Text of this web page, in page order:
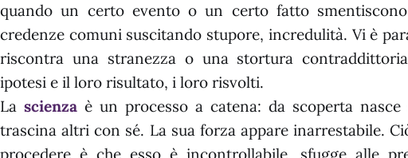
quando un certo evento o un certo fatto
credenze comuni suscitando stupore, incredulità. Vi è
riscontra una stranezza o una stortura
ipotesi e il loro risultato, i loro risvolti.
La scienza è un processo a catena: da scoperta
trascina altri con sé. La sua forza appare inarrestabile.